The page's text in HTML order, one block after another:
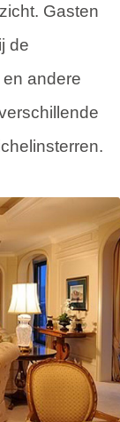
Gasten
de
andere